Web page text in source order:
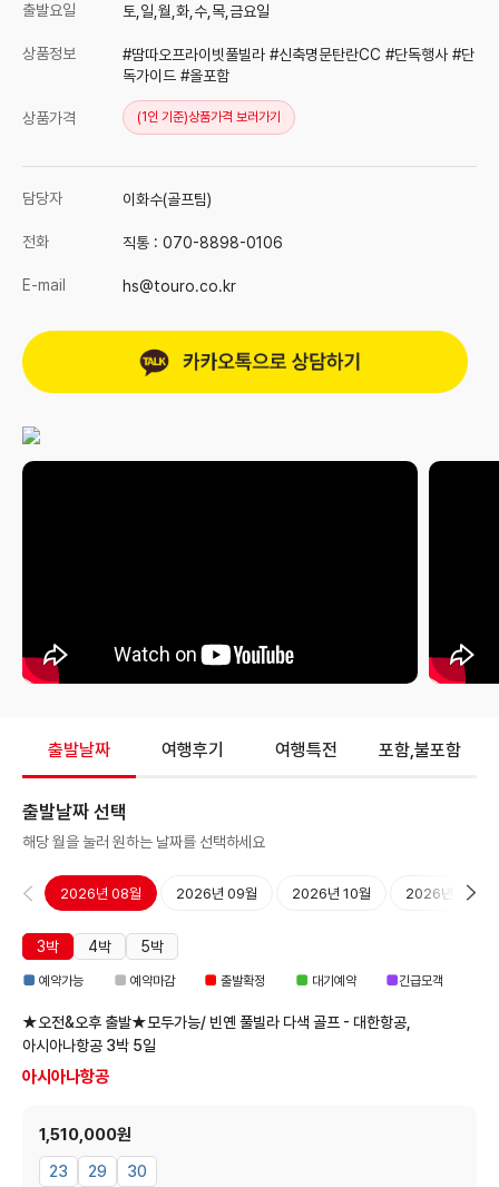
출발요일 토,일,월,화,수,목,금요일
상품정보
#땀따오프라이빗풀빌라 #신축명문탄란CC #단독행사 #단
독가이드 #올포함
상품가격 (1인 기준)상품가격 보러가기
담당자 이화수(골프팀)
전화 직통 : 070-8898-0106
E-mail hs@touro.co.kr
출발날짜 여행후기 여행특전 포함,불포함
출발날짜 선택
해당 월을 눌러 원하는 날짜를 선택하세요
2026년 08월 2026년 09월 2026년 10월 2026년 11월
3박 4박
5박
■ 예약가능 ■ 예약마감 ■ 출발확정 ■ 대기예약 ■긴급모객
★오전&오후 출발★모두가능/ 빈옌 풀빌라 다색 골프 - 대한항공,
아시아나항공 3박 5일
아시아나항공
1,510,000원
23 29 30